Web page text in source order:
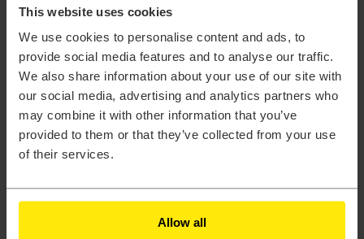
This website uses cookies
We use cookies to personalise content and ads, to
provide social media features and to analyse our traffic.
We also share information about your use of our site with
our social media, advertising and analytics partners who
may combine it with other information that you’ve
provided to them or that they’ve collected from your use
of their services.
Allow all